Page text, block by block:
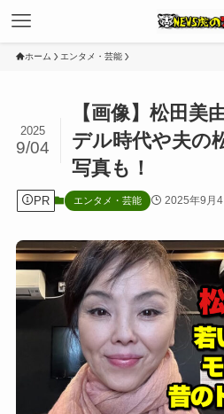
ホーム エンタメ・芸能
【画像】松田美
デル時代や夫の
写真も！
2025
9/04
PR エンタメ・芸能 2025年9月4